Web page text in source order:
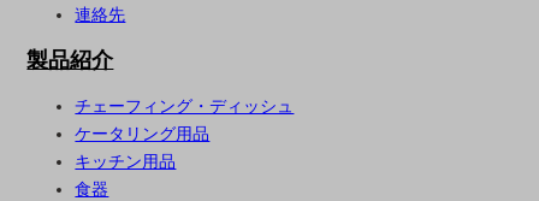
連絡先
製品紹介
チェーフィング・ディッシュ
ケータリング用品
キッチン用品
食器